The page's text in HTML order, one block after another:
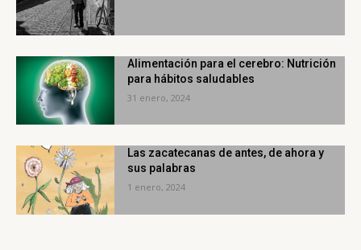
Alimentación para el cerebro: Nutrición
para hábitos saludables
31 enero, 2024
Las zacatecanas de antes, de ahora y
sus palabras
1 enero, 2024